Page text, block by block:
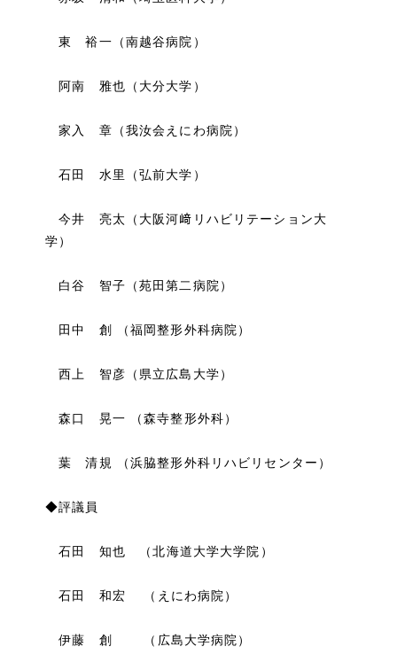
東 裕一（南越谷病院）
阿南 雅也（大分大学）
家入 章（我汝会えにわ病院）
石田 水里（弘前大学）
今井 亮太（大阪河﨑リハビリテーション大
学）
白谷 智子（苑田第二病院）
田中 創 （福岡整形外科病院）
西上 智彦（県立広島大学）
森口 晃一 （森寺整形外科）
葉 清規 （浜脇整形外科リハビリセンター）
◆評議員
石田 知也 （北海道大学大学院）
石田 和宏 （えにわ病院）
伊藤 創 （広島大学病院）